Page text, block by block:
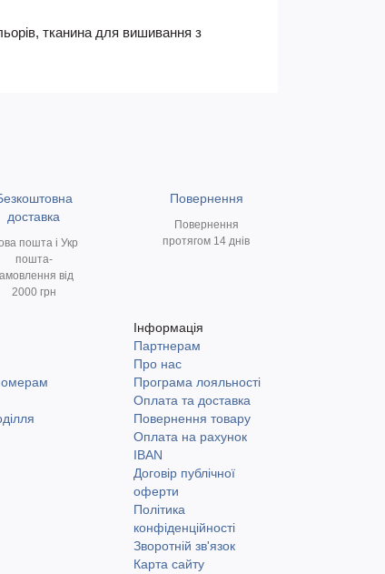
тканина для вишивання з
доставка
пошта і Укр
пошта-
від
2000 грн
Повернення
Повернення
протягом 14 днів
Інформація
Партнерам
Про нас
Програма лояльності
Оплата та доставка
Повернення товару
Оплата на рахунок
IBAN
Договір публічної
оферти
Політика
конфіденційності
Зворотній зв'язок
Карта сайту